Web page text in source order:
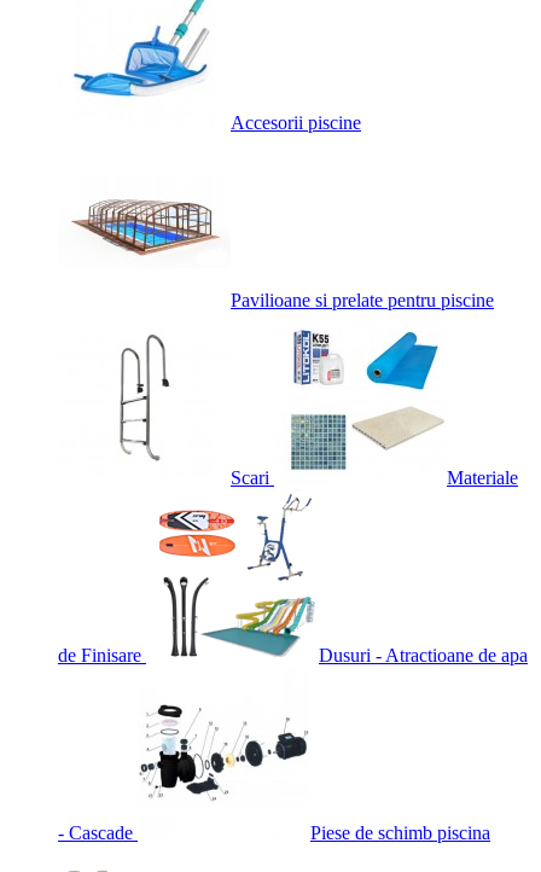
Accesorii piscine
Pavilioane si prelate pentru piscine
Scari Materiale
de Finisare Dusuri - Atractioane de apa
- Cascade Piese de schimb piscina